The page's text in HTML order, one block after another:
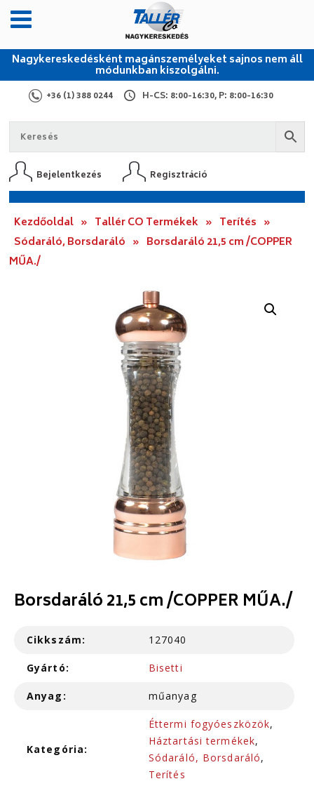
Nagykereskedésként magánszemélyeket sajnos nem áll
módunkban kiszolgálni.
+36 (1) 388 0244 H-CS: 8:00-16:30, P: 8:00-16:30
Bejelentkezés Regisztráció
Kezdőoldal » Tallér CO Termékek » Terítés »
Sódaráló, Borsdaráló » Borsdaráló 21,5 cm /COPPER
MŰA./
Borsdaráló 21,5 cm /COPPER MŰA./
Cikkszám: 127040
Gyártó: Bisetti
Anyag: műanyag
Kategória:
Éttermi fogyóeszközök,
Háztartási termékek,
Sódaráló, Borsdaráló,
Terítés